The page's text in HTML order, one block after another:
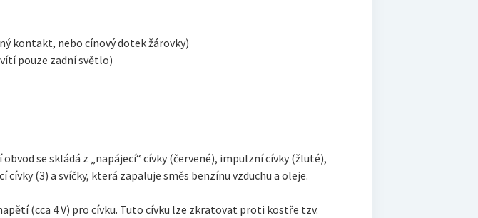
kontakt, nebo cínový dotek žárovky)
pouze zadní světlo)
se skládá z „napájecí“ cívky (červené), impulzní cívky (žluté),
(3) a svíčky, která zapaluje směs benzínu vzduchu a oleje.
(cca 4 V) pro cívku. Tuto cívku lze zkratovat proti kostře tzv.